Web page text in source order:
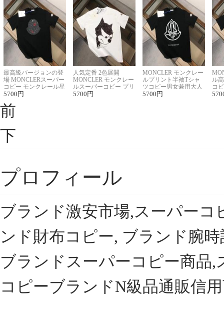
最高級バージョンの登
場 MONCLERスーパー
コピー モンクレール星
座半袖Tシャツ
5700 円
人気定番 2色展開
MONCLER モンクレー
ルスーパーコピー プリ
ント半袖Tシャツ
5700 円
MONCLER モンクレー
ルプリント半袖Tシャ
ツコピー男女兼用大人
可愛い春夏コーデ
5700 円
ル
コ
ィ
前
下
プロフィール
ブランド激安市場,スーパー
ンド財布コピー, ブランド腕
ブランドスーパーコピー商品
コピーブランドN級品通販信